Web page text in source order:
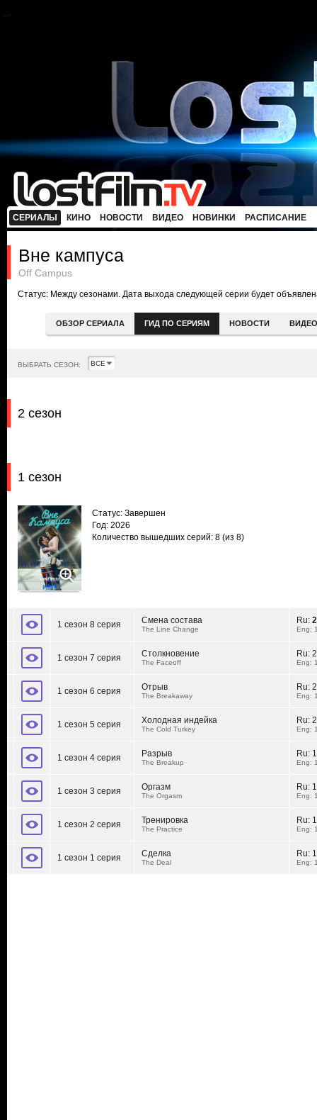
СЕРИАЛЫ КИНО НОВОСТИ ВИДЕО НОВИНКИ РАСПИСАНИЕ
Вне кампуса
Off Campus
Статус: Между сезонами. Дата выхода следующей серии будет
ОБЗОР СЕРИАЛА ГИД ПО СЕРИЯМ НОВОСТИ ВИДЕО
ВЫБРАТЬ СЕЗОН:
2 сезон
1 сезон
Статус: Завершен
Год: 2026
Количество вышедших серий: 8 (из 8)
1 сезон 8 серия Смена состава
The Line Change
Ru:
Eng:
1 сезон 7 серия Столкновение
The Faceoff
Ru:
Eng:
1 сезон 6 серия Отрыв
The Breakaway
Ru:
Eng:
1 сезон 5 серия Холодная индейка
The Cold Turkey
Ru:
Eng:
1 сезон 4 серия Разрыв
The Breakup
Ru:
Eng:
1 сезон 3 серия Оргазм
The Orgasm
Ru:
Eng:
1 сезон 2 серия Тренировка
The Practice
Ru:
Eng:
1 сезон 1 серия Сделка
The Deal
Ru:
Eng: